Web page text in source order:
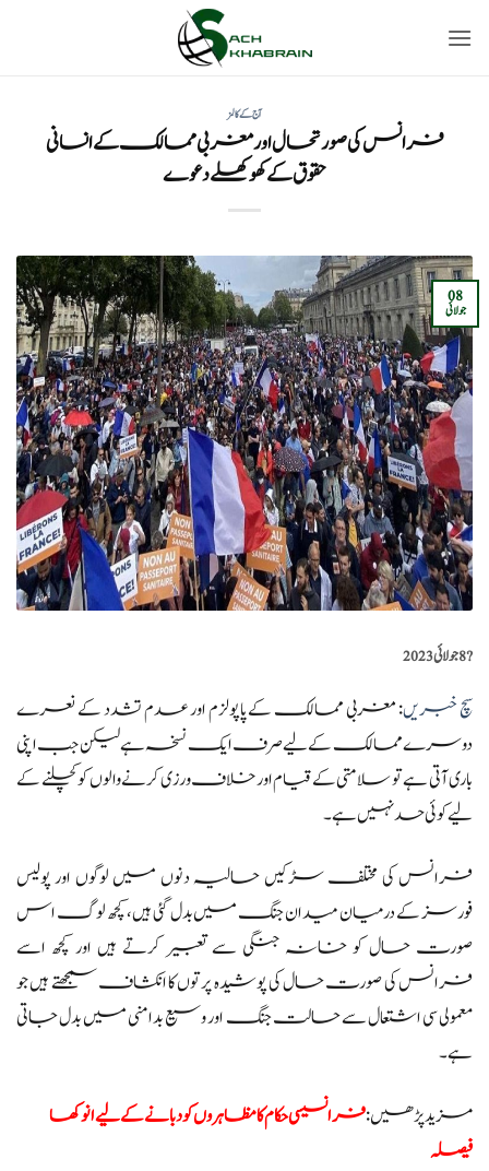
آج کے کالمز
فرانس کی صورتحال اور مغربی ممالک کے انسانی
حقوق کے کھوکھلے دعوے
08
جولائی
?️8 جولائی 2023
سچ خبریں: مغربی ممالک کے پاپولزم اور عدم تشدد کے نعرے
دوسرے ممالک کے لیے صرف ایک نسخہ ہے لیکن جب اپنی
باری آتی ہے تو سلامتی کے قیام اور خلاف ورزی کرنے والوں کو کچلنے کے
لیے کوئی حد نہیں ہے۔
فرانس کی مختلف سڑکیں حالیہ دنوں میں لوگوں اور پولیس
فورسز کے درمیان میدان جنگ میں بدل گئی ہیں، کچھ لوگ اس
صورت حال کو خانہ جنگی سے تعبیر کرتے ہیں اور کچھ اسے
فرانس کی صورت حال کی پوشیدہ پرتوں کا انکشاف سمجھتے ہیں جو
معمولی سی اشتعال سے حالت جنگ اور وسیع بدامنی میں بدل جاتی
ہے۔
مزید پڑھیں:فرانسیسی حکام کا مظاہروں کو دبانے کے لیے انوکھا
فیصلہ